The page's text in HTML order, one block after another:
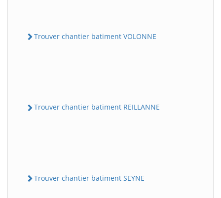
Trouver chantier batiment VOLONNE
Trouver chantier batiment REILLANNE
Trouver chantier batiment SEYNE